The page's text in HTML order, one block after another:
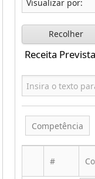
Recolher
Receita
Competência
#